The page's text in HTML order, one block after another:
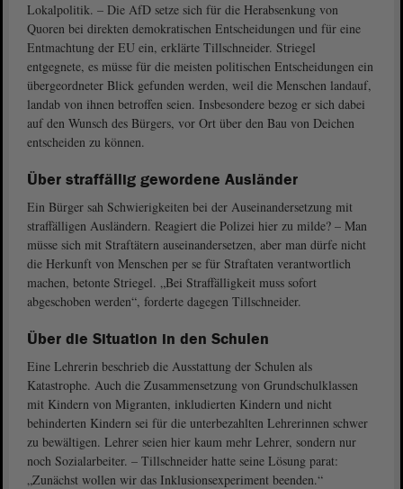
Lokalpolitik. – Die AfD setze sich für die Herabsenkung von
Quoren bei direkten demokratischen Entscheidungen und für eine
Entmachtung der EU ein, erklärte Tillschneider. Striegel
entgegnete, es müsse für die meisten politischen Entscheidungen ein
übergeordneter Blick gefunden werden, weil die Menschen landauf,
landab von ihnen betroffen seien. Insbesondere bezog er sich dabei
auf den Wunsch des Bürgers, vor Ort über den Bau von Deichen
entscheiden zu können.
Über straffällig gewordene Ausländer
Ein Bürger sah Schwierigkeiten bei der Auseinandersetzung mit
straffälligen Ausländern. Reagiert die Polizei hier zu milde? – Man
müsse sich mit Straftätern auseinandersetzen, aber man dürfe nicht
die Herkunft von Menschen per se für Straftaten verantwortlich
machen, betonte Striegel. „Bei Straffälligkeit muss sofort
abgeschoben werden“, forderte dagegen Tillschneider.
Über die Situation in den Schulen
Eine Lehrerin beschrieb die Ausstattung der Schulen als
Katastrophe. Auch die Zusammensetzung von Grundschulklassen
mit Kindern von Migranten, inkludierten Kindern und nicht
behinderten Kindern sei für die unterbezahlten Lehrerinnen schwer
zu bewältigen. Lehrer seien hier kaum mehr Lehrer, sondern nur
noch Sozialarbeiter. – Tillschneider hatte seine Lösung parat:
„Zunächst wollen wir das Inklusionsexperiment beenden.“